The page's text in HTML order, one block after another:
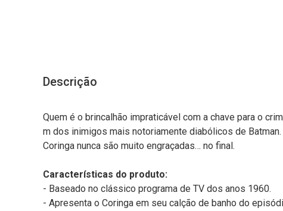
Descrição
Quem é o brincalhão impraticável com a chave para o
m dos inimigos mais notoriamente diabólicos de
Coringa nunca são muito engraçadas… no final.
Características do produto:
- Baseado no clássico programa de TV dos anos 1960.
- Apresenta o Coringa em seu calção de banho do